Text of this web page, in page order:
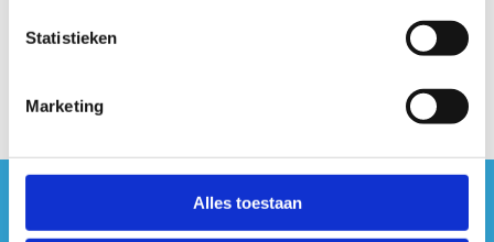
Statistieken
Marketing
Alles toestaan
#sportersbelevenmeer